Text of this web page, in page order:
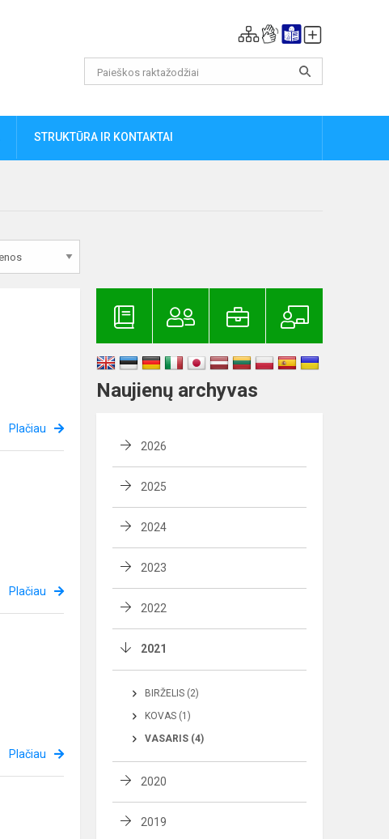
STRUKTŪRA IR KONTAKTAI
Plačiau
Plačiau
Plačiau
Naujienų archyvas
2026
2025
2024
2023
2022
2021
BIRŽELIS (2)
KOVAS (1)
VASARIS (4)
2020
2019